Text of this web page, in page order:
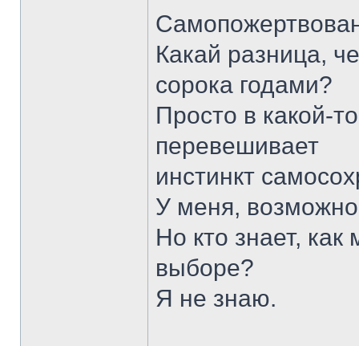
Какай разница,
сорока годами?
Просто в какой-
перевешивает
инстинкт
У меня,
Но кто знает,
выборе?
Я не знаю.